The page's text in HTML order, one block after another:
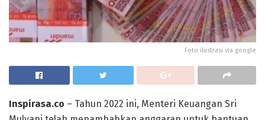
Foto ilustrasi via google
Inspirasa.co – Tahun 2022 ini, Menteri Keuangan Sri